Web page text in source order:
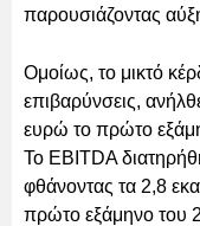
παρουσιάζοντας
Ομοίως, το μικτό
επιβαρύνσεις,
ευρώ το πρώτο
Το EBITDA
φθάνοντας τα 2,8
πρώτο εξάμηνο του